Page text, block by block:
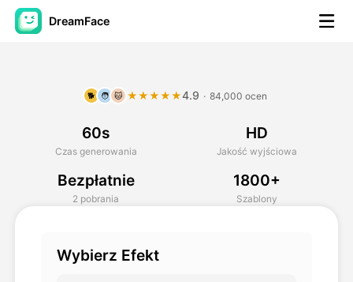
DreamFace
Avatar Video
AI Video
Zdjęcie
🐕 🧑 🐱 ★★★★★4.9 · 84,000 ocen
60s
Czas generowania
HD
Jakość wyjściowa
Bezpłatnie
2 pobrania
1800+
Szablony
Wybierz Efekt